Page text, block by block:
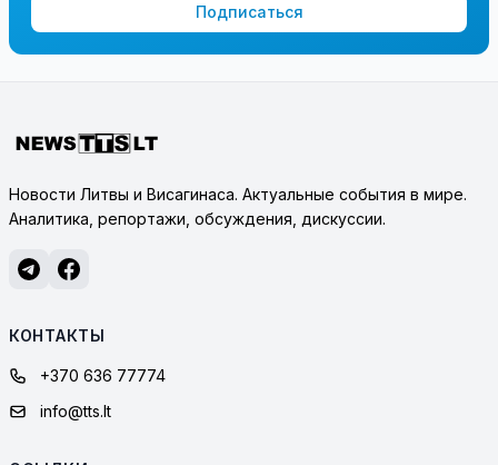
Подписаться
Новости Литвы и Висагинаса. Актуальные события в мире.
Аналитика, репортажи, обсуждения, дискуссии.
КОНТАКТЫ
+370 636 77774
info@tts.lt